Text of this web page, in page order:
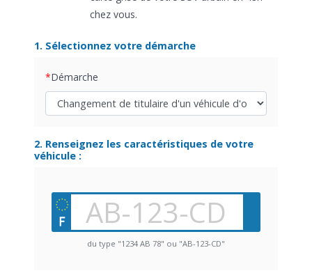
chez vous.
1. Sélectionnez votre démarche
Démarche
2. Renseignez les caractéristiques de votre
véhicule :
du type "1234 AB 78" ou "AB-123-CD"